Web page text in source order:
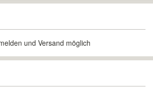
und Versand möglich